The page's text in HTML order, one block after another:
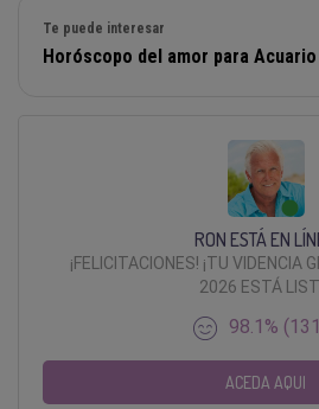
Te puede interesar
Horóscopo del amor para Acuario
RON ESTÁ EN
¡FELICITACIONES! ¡TU VIDENCIA
2026 ESTÁ
98.1%
ACEDA AQUI